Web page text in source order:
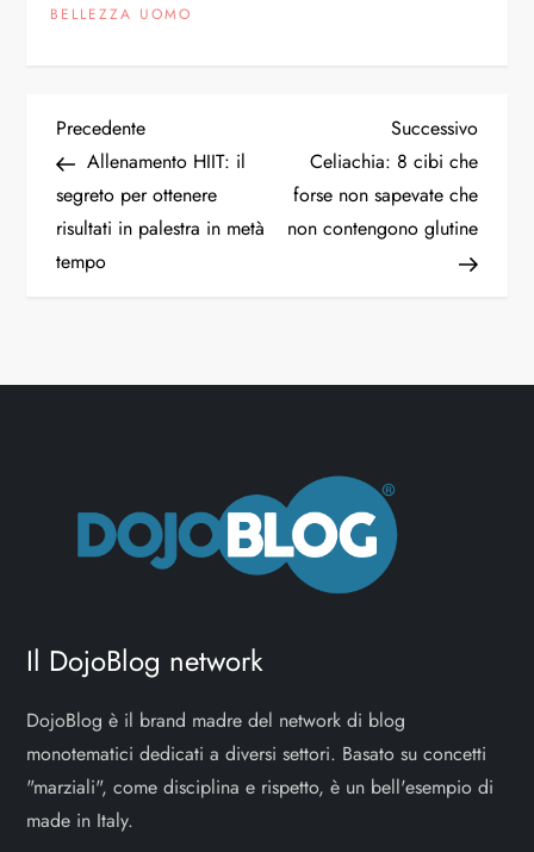
BELLEZZA UOMO
Precedente
Allenamento HIIT: il
segreto per ottenere
risultati in palestra in metà
tempo
Successivo
Celiachia: 8 cibi che
forse non sapevate che
non contengono glutine
Il DojoBlog network
DojoBlog è il brand madre del network di blog
monotematici dedicati a diversi settori. Basato su concetti
"marziali", come disciplina e rispetto, è un bell'esempio di
made in Italy.